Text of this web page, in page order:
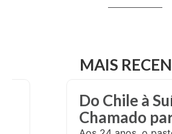
MAIS
Do Chile à
Chamado